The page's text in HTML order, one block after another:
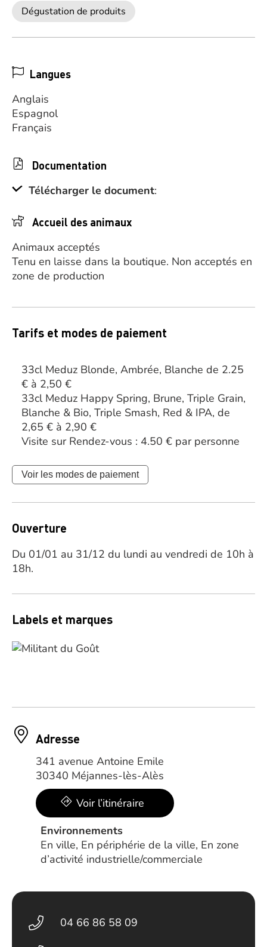
Dégustation de produits
Langues
Anglais
Espagnol
Français
Documentation
Télécharger le document:
Accueil des animaux
Animaux acceptés
Tenu en laisse dans la boutique. Non acceptés en
zone de production
Tarifs et modes de paiement
33cl Meduz Blonde, Ambrée, Blanche de 2.25
€ à 2,50 €
33cl Meduz Happy Spring, Brune, Triple Grain,
Blanche & Bio, Triple Smash, Red & IPA, de
2,65 € à 2,90 €
Visite sur Rendez-vous : 4.50 € par personne
Voir les modes de paiement
Ouverture
Du 01/01 au 31/12 du lundi au vendredi de 10h à
18h.
Labels et marques
Adresse
341 avenue Antoine Emile
30340 Méjannes-lès-Alès
Voir l’itinéraire
Environnements
En ville, En périphérie de la ville, En zone
d’activité industrielle/commerciale
04 66 86 58 09